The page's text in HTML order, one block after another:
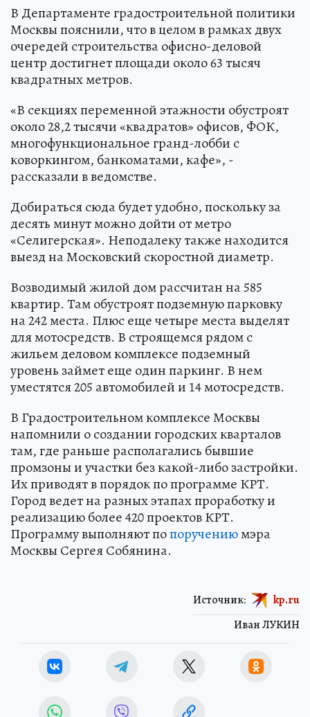
В Департаменте градостроительной политики
Москвы пояснили, что в целом в рамках двух
очередей строительства офисно-деловой
центр достигнет площади около 63 тысяч
квадратных метров.
«В секциях переменной этажности обустроят
около 28,2 тысячи «квадратов» офисов, ФОК,
многофункциональное гранд-лобби с
коворкингом, банкоматами, кафе», -
рассказали в ведомстве.
Добираться сюда будет удобно, поскольку за
десять минут можно дойти от метро
«Селигерская». Неподалеку также находится
выезд на Московский скоростной диаметр.
Возводимый жилой дом рассчитан на 585
квартир. Там обустроят подземную парковку
на 242 места. Плюс еще четыре места выделят
для мотосредств. В строящемся рядом с
жильем деловом комплексе подземный
уровень займет еще один паркинг. В нем
уместятся 205 автомобилей и 14 мотосредств.
В Градостроительном комплексе Москвы
напомнили о создании городских кварталов
там, где раньше располагались бывшие
промзоны и участки без какой-либо застройки.
Их приводят в порядок по программе КРТ.
Город ведет на разных этапах проработку и
реализацию более 420 проектов КРТ.
Программу выполняют попоручениюмэра
Москвы Сергея Собянина.
Иван ЛУКИН
Источник: kp.ru